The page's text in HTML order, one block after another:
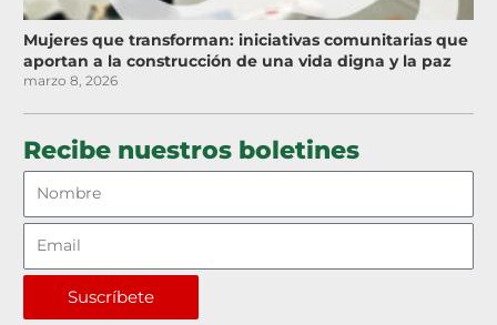
Mujeres que transforman: iniciativas comunitarias que
aportan a la construcción de una vida digna y la paz
marzo 8, 2026
Recibe nuestros boletines
Suscríbete